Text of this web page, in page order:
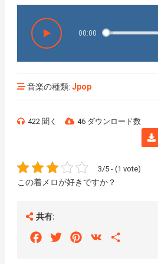
00:00
音楽の種類: Jpop
422 聞く 46 ダウンロード数
3/5 - (1 vote)
この着メロが好きですか？
共有:
FacebookTwitterPinterest
VK